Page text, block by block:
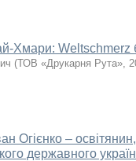
Хмари: Weltschmerz
(ТОВ «Друкарня Рута»,
Огієнко –
державного